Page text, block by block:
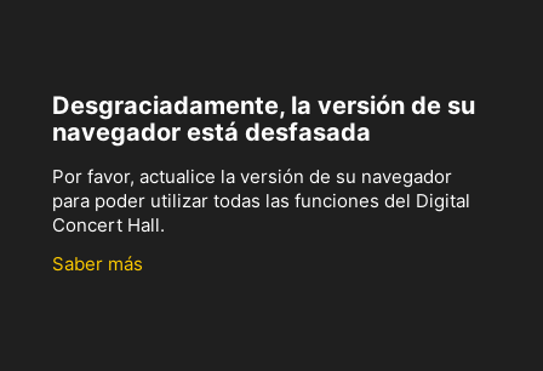
Desgraciadamente, la versión de su
navegador está desfasada
Por favor, actualice la versión de su navegador
para poder utilizar todas las funciones del Digital
Concert Hall.
Saber más